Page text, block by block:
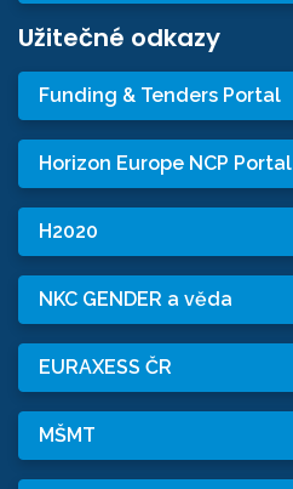
Užitečné odkazy
Funding & Tenders Portal
Horizon Europe NCP Portal
H2020
NKC GENDER a věda
EURAXESS ČR
MŠMT